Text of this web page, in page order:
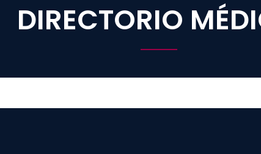
DIRECTORIO